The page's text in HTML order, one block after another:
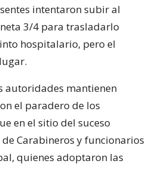
intentaron subir al
3/4 para trasladarlo
hospitalario, pero el
autoridades mantienen
el paradero de los
en el sitio del suceso
Carabineros y funcionarios
quienes adoptaron las